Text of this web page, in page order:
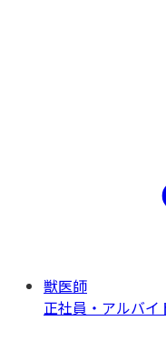
獣医師
正社員・アルバイ